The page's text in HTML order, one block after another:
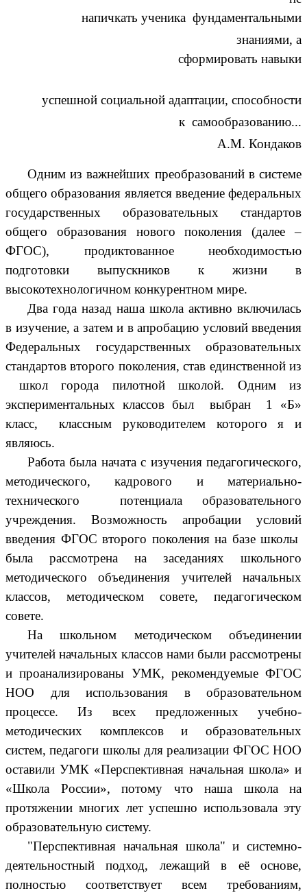
напичкать ученика фундаментальными
знаниями, а
сформировать навыки
успешной социальной адаптации, способности
к самообразованию...
А.М. Кондаков
Одним из важнейших преобразований в системе
общего образования является введение федеральных
государственных образовательных стандартов
общего образования нового поколения (далее –
ФГОС), продиктованное необходимостью
подготовки выпускников к жизни в
высокотехнологичном конкурентном мире.
Два года назад наша школа активно включилась
в изучение, а затем и в апробацию условий введения
Федеральных государственных образовательных
стандартов второго поколения, став единственной из
школ города пилотной школой. Одним из
экспериментальных классов был выбран 1 «Б»
класс, классным руководителем которого я и
являюсь.
Работа была начата с изучения педагогического,
методического, кадрового и материально-
технического потенциала образовательного
учреждения. Возможность апробации условий
введения ФГОС второго поколения на базе школы
была рассмотрена на заседаниях школьного
методического объединения учителей начальных
классов, методическом совете, педагогическом
совете.
На школьном методическом объединении
учителей начальных классов нами были рассмотрены
и проанализированы УМК, рекомендуемые ФГОС
НОО для использования в образовательном
процессе. Из всех предложенных учебно-
методических комплексов и образовательных
систем, педагоги школы для реализации ФГОС НОО
оставили УМК «Перспективная начальная школа» и
«Школа России», потому что наша школа на
протяжении многих лет успешно использовала эту
образовательную систему.
"Перспективная начальная школа" и системно-
деятельностный подход, лежащий в её основе,
полностью соответствует всем требованиям,